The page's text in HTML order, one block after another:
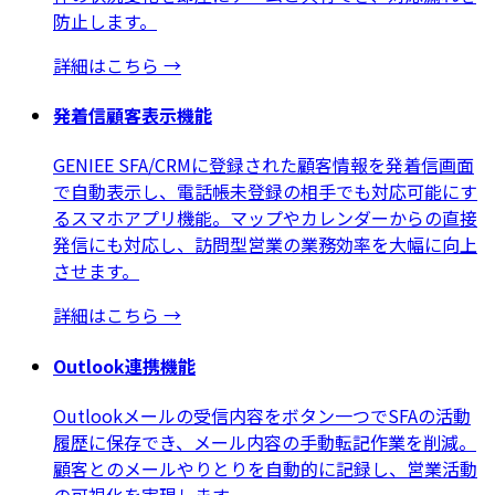
防止します。
詳細はこちら →
発着信顧客表示機能
GENIEE SFA/CRMに登録された顧客情報を発着信画面
で自動表示し、電話帳未登録の相手でも対応可能にす
るスマホアプリ機能。マップやカレンダーからの直接
発信にも対応し、訪問型営業の業務効率を大幅に向上
させます。
詳細はこちら →
Outlook連携機能
Outlookメールの受信内容をボタン一つでSFAの活動
履歴に保存でき、メール内容の手動転記作業を削減。
顧客とのメールやりとりを自動的に記録し、営業活動